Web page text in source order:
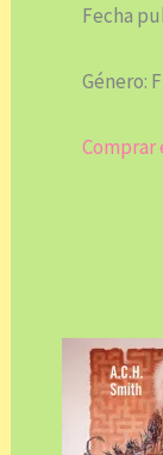
Fecha
Género:
Comprar